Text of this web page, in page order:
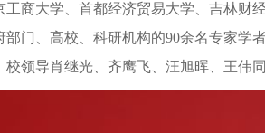
工商大学、首都经济贸易大学、吉林财
部门、高校、科研机构的90余名专家学
校领导肖继光、齐鹰飞、汪旭晖、王伟